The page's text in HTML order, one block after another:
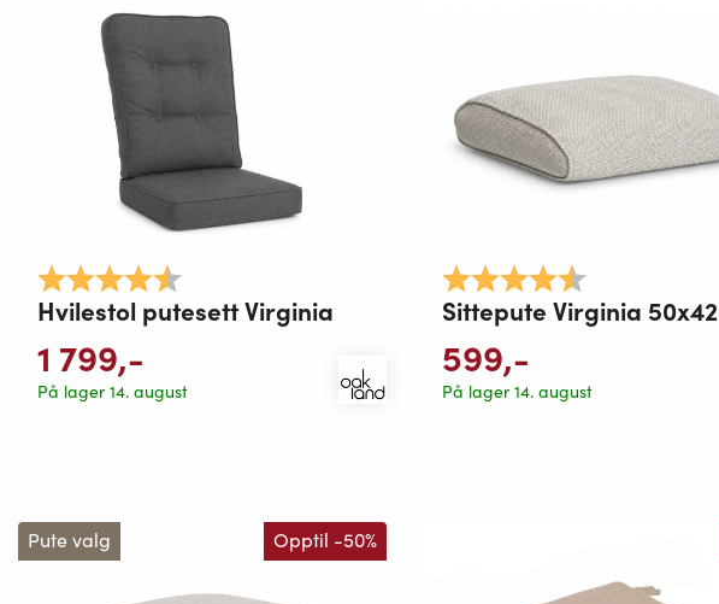
Karakter:
Hvilestol putesett Virginia
1 799,-
På lager 14. august
Karakter:
Sittepute Virginia 50x42
599,-
På lager 14. august
Pute valg Opptil -50%